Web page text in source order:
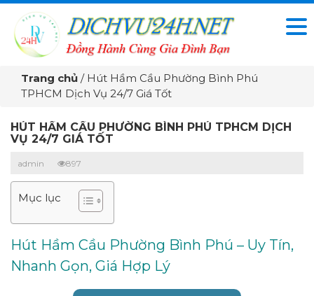
Trang chủ / Hút Hầm Cầu Phường Bình Phú
TPHCM Dịch Vụ 24/7 Giá Tốt
HÚT HẦM CẦU PHƯỜNG BÌNH PHÚ TPHCM DỊCH
VỤ 24/7 GIÁ TỐT
admin 897
Mục lục
Hút Hầm Cầu Phường Bình Phú – Uy Tín,
Nhanh Gọn, Giá Hợp Lý